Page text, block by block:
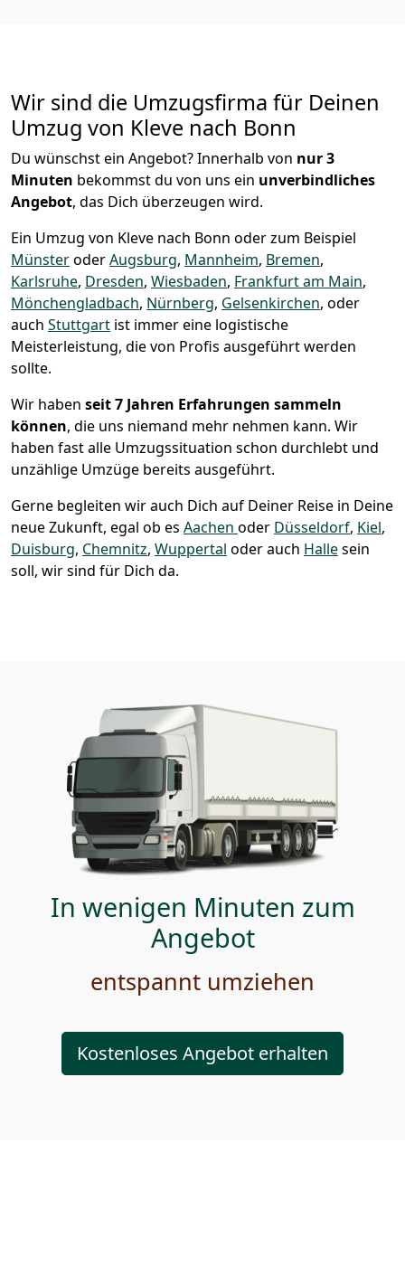
Wir sind die Umzugsfirma für Deinen
Umzug von Kleve nach Bonn
Du wünschst ein Angebot? Innerhalb von nur 3
Minuten bekommst du von uns ein unverbindliches
Angebot, das Dich überzeugen wird.
Ein Umzug von Kleve nach Bonn oder zum Beispiel
MünsteroderAugsburg, Mannheim, Bremen,
Karlsruhe, Dresden, Wiesbaden, Frankfurt am Main,
Mönchen­gladbach, Nürnberg, Gelsenkirchen, oder
auch Stuttgart ist immer eine logistische
Meisterleistung, die von Profis ausgeführt werden
sollte.
Wir haben seit7 Jahren Erfahrungen sammeln
können, die uns niemand mehr nehmen kann. Wir
haben fast alle Umzugssituation schon durchlebt und
unzählige Umzüge bereits ausgeführt.
Gerne begleiten wir auch Dich auf Deiner Reise in Deine
neue Zukunft, egal ob es Aachen oder Düsseldorf, Kiel,
Duisburg, Chemnitz, Wuppertal oder auch Hallesein
soll, wir sind für Dich da.
In wenigen Minuten zum
Angebot
entspannt umziehen
Kostenloses Angebot erhalten